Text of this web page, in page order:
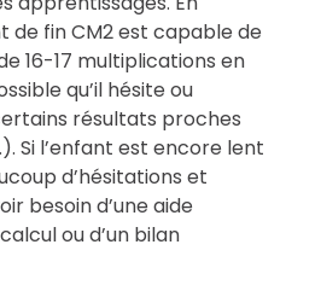
de fin CM2 est capable de
16-17 multiplications en
qu’il hésite ou
résultats proches
Si l’enfant est encore lent
d’hésitations et
besoin d’une aide
ou d’un bilan